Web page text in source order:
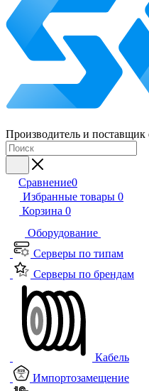
Производитель и поставщик
Сравнение0
Избранные товары 0
Корзина 0
Оборудование
Серверы по типам
Серверы по брендам
Кабель
Импортозамещение